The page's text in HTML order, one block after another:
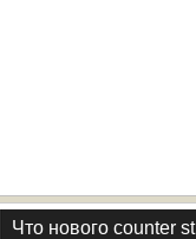
Что нового counter